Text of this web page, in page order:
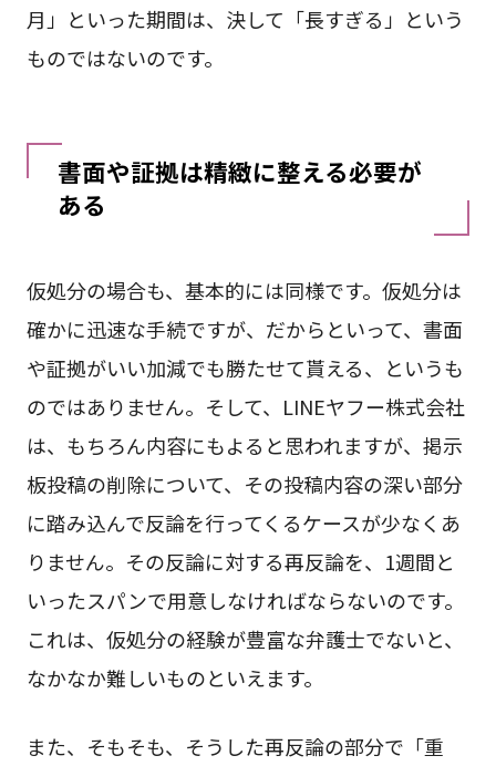
月」といった期間は、決して「長すぎる」という
ものではないのです。
書面や証拠は精緻に整える必要が
ある
仮処分の場合も、基本的には同様です。仮処分は
確かに迅速な手続ですが、だからといって、書面
や証拠がいい加減でも勝たせて貰える、というも
のではありません。そして、LINEヤフー株式会社
は、もちろん内容にもよると思われますが、掲示
板投稿の削除について、その投稿内容の深い部分
に踏み込んで反論を行ってくるケースが少なくあ
りません。その反論に対する再反論を、1週間と
いったスパンで用意しなければならないのです。
これは、仮処分の経験が豊富な弁護士でないと、
なかなか難しいものといえます。
また、そもそも、そうした再反論の部分で「重